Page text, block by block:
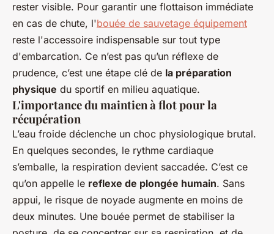
rester visible. Pour garantir une flottaison immédiate
en cas de chute, l'bouée de sauvetage équipement
reste l'accessoire indispensable sur tout type
d'embarcation. Ce n’est pas qu’un réflexe de
prudence, c’est une étape clé de la préparation
physique du sportif en milieu aquatique.
L'importance du maintien à flot pour la
récupération
L’eau froide déclenche un choc physiologique brutal.
En quelques secondes, le rythme cardiaque
s’emballe, la respiration devient saccadée. C’est ce
qu’on appelle le reflexe de plongée humain. Sans
appui, le risque de noyade augmente en moins de
deux minutes. Une bouée permet de stabiliser la